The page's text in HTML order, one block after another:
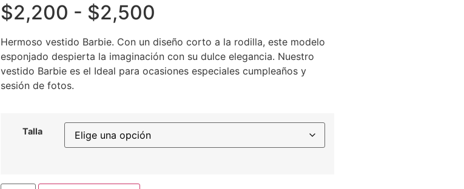
$2,200 - $2,500
Hermoso vestido Barbie. Con un diseño corto a la rodilla, este modelo
esponjado despierta la imaginación con su dulce elegancia. Nuestro
vestido Barbie es el Ideal para ocasiones especiales cumpleaños y
sesión de fotos.
Talla